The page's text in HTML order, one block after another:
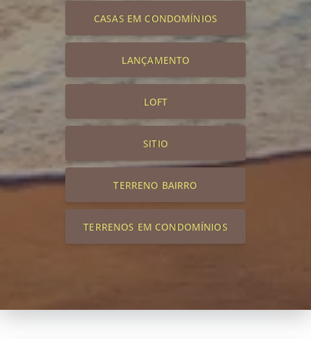
CASAS EM CONDOMÍNIOS
LANÇAMENTO
LOFT
SITIO
TERRENO BAIRRO
TERRENOS EM CONDOMÍNIOS